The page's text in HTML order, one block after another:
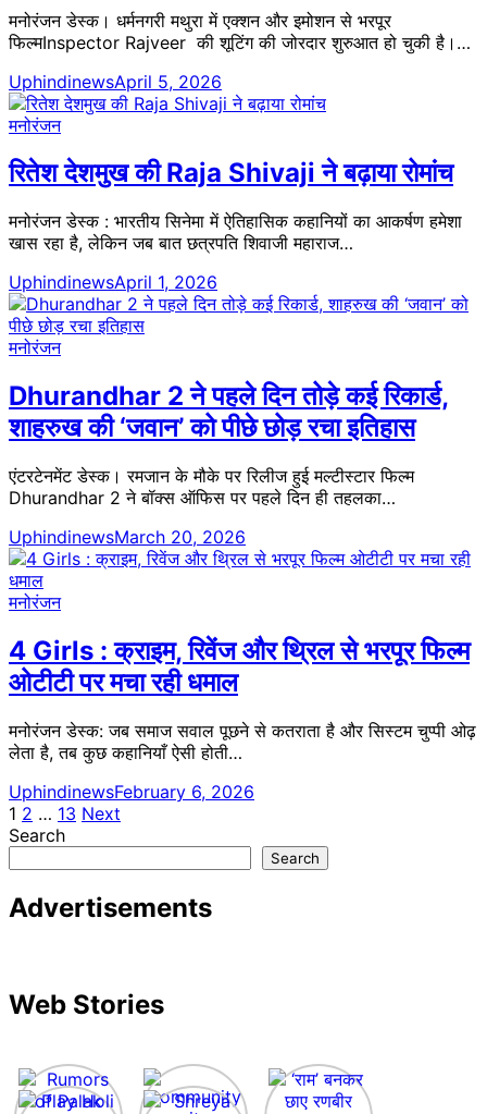
मनोरंजन डेस्क। धर्मनगरी मथुरा में एक्शन और इमोशन से भरपूर
फिल्मInspector Rajveer की शूटिंग की जोरदार शुरुआत हो चुकी है।…
UphindinewsApril 5, 2026
मनोरंजन
रितेश देशमुख की Raja Shivaji ने बढ़ाया रोमांच
मनोरंजन डेस्क : भारतीय सिनेमा में ऐतिहासिक कहानियों का आकर्षण हमेशा
खास रहा है, लेकिन जब बात छत्रपति शिवाजी महाराज…
UphindinewsApril 1, 2026
मनोरंजन
Dhurandhar 2 ने पहले दिन तोड़े कई रिकार्ड,
शाहरुख की ‘जवान’ को पीछे छोड़ रचा इतिहास
एंटरटेनमेंट डेस्क। रमजान के मौके पर रिलीज हुई मल्टीस्टार फिल्म
Dhurandhar 2 ने बॉक्स ऑफिस पर पहले दिन ही तहलका…
UphindinewsMarch 20, 2026
मनोरंजन
4 Girls : क्राइम, रिवेंज और थ्रिल से भरपूर फिल्म
ओटीटी पर मचा रही धमाल
मनोरंजन डेस्क: जब समाज सवाल पूछने से कतराता है और सिस्टम चुप्पी ओढ़
लेता है, तब कुछ कहानियाँ ऐसी होती…
UphindinewsFebruary 6, 2026
Posts
pagination
1 2 … 13 Next
Search
Search
Advertisements
Web Stories